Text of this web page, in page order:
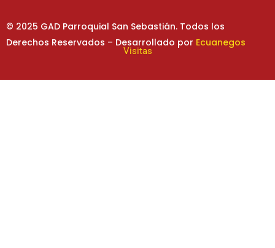
© 2025 GAD Parroquial San Sebastián. Todos los
Derechos Reservados – Desarrollado por Ecuanegos
Visitas